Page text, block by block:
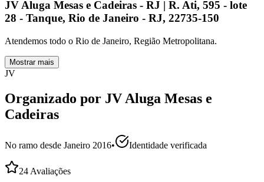
JV Aluga Mesas e Cadeiras - RJ | R. Ati, 595 - lote
28 - Tanque, Rio de Janeiro - RJ, 22735-150
Atendemos todo o Rio de Janeiro, Região Metropolitana.
Mostrar mais
JV
Organizado por JV Aluga Mesas e
Cadeiras
No ramo desde Janeiro 2016• Identidade verificada
24 Avaliações